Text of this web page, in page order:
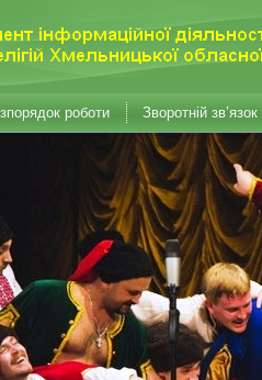
роботи Зворотній зв’язок